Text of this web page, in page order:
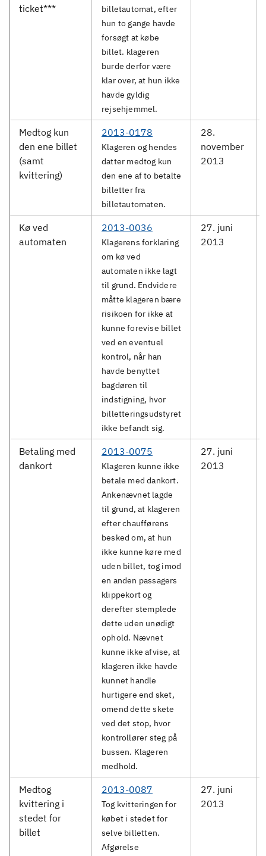
ticket***
billetautomat, efter
hun to gange havde
forsøgt at købe
billet. klageren
burde derfor være
klar over, at hun ikke
havde gyldig
rejsehjemmel.
Medtog kun
den ene billet
(samt
kvittering)
2013-0178
Klageren og hendes
datter medtog kun
den ene af to betalte
billetter fra
billetautomaten.
28.
november
2013
Kø ved
automaten
2013-0036
Klagerens forklaring
om kø ved
automaten ikke lagt
til grund. Endvidere
måtte klageren bære
risikoen for ikke at
kunne forevise billet
ved en eventuel
kontrol, når han
havde benyttet
bagdøren til
indstigning, hvor
billetteringsudstyret
ikke befandt sig.
27. juni
2013
Betaling med
dankort
2013-0075
Klageren kunne ikke
betale med dankort.
Ankenævnet lagde
til grund, at klageren
efter chaufførens
besked om, at hun
ikke kunne køre med
uden billet, tog imod
en anden passagers
klippekort og
derefter stemplede
dette uden unødigt
ophold. Nævnet
kunne ikke afvise, at
klageren ikke havde
kunnet handle
hurtigere end sket,
omend dette skete
ved det stop, hvor
kontrollører steg på
bussen. Klageren
medhold.
27. juni
2013
Medtog
kvittering i
stedet for
billet
2013-0087
Tog kvitteringen for
købet i stedet for
selve billetten.
Afgørelse
27. juni
2013